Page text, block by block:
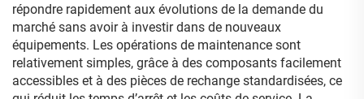
répondre rapidement aux évolutions de la demande du
marché sans avoir à investir dans de nouveaux
équipements. Les opérations de maintenance sont
relativement simples, grâce à des composants facilement
accessibles et à des pièces de rechange standardisées, ce